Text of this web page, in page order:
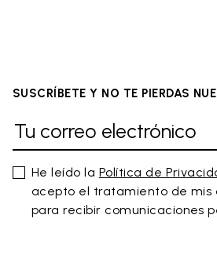
SUSCRÍBETE Y NO TE PIERDAS
He leído la Política de
acepto el tratamiento de mis
para recibir comunicaciones